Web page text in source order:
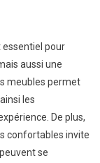
essentiel pour
aussi une
meubles permet
les
De plus,
confortables invite
se